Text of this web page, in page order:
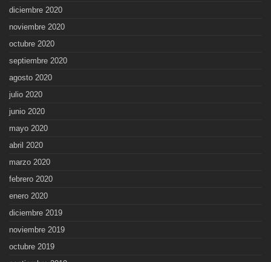
diciembre 2020
noviembre 2020
octubre 2020
septiembre 2020
agosto 2020
julio 2020
junio 2020
mayo 2020
abril 2020
marzo 2020
febrero 2020
enero 2020
diciembre 2019
noviembre 2019
octubre 2019